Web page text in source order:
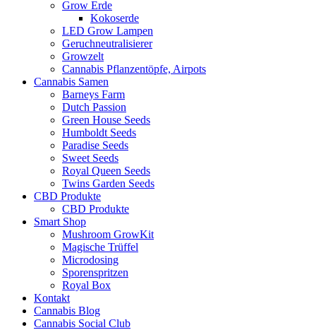
Grow Erde
Kokoserde
LED Grow Lampen
Geruchneutralisierer
Growzelt
Cannabis Pflanzentöpfe, Airpots
Cannabis Samen
Barneys Farm
Dutch Passion
Green House Seeds
Humboldt Seeds
Paradise Seeds
Sweet Seeds
Royal Queen Seeds
Twins Garden Seeds
CBD Produkte
CBD Produkte
Smart Shop
Mushroom GrowKit
Magische Trüffel
Microdosing
Sporenspritzen
Royal Box
Kontakt
Cannabis Blog
Cannabis Social Club